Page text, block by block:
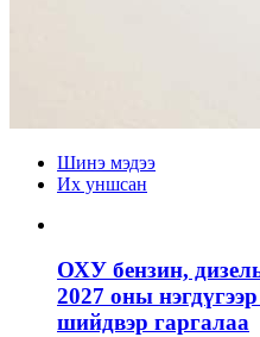
Шинэ мэдээ
Их уншсан
ОХУ бензин,
2027 оны
шийдвэр гаргалаа